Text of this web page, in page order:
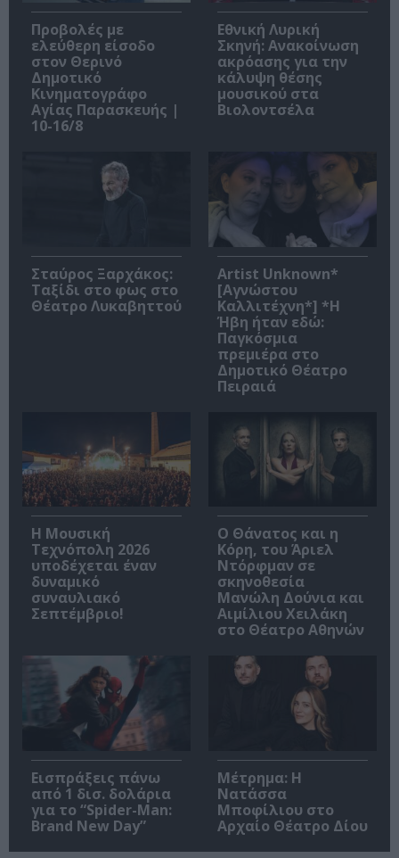
Προβολές με
ελεύθερη είσοδο
στον Θερινό
Δημοτικό
Κινηματογράφο
Αγίας Παρασκευής |
10-16/8
Εθνική Λυρική
Σκηνή: Ανακοίνωση
ακρόασης για την
κάλυψη θέσης
μουσικού στα
Βιολοντσέλα
Σταύρος Ξαρχάκος:
Ταξίδι στο φως στο
Θέατρο Λυκαβηττού
Artist Unknown*
[Αγνώστου
Καλλιτέχνη*] *Η
Ήβη ήταν εδώ:
Παγκόσμια
πρεμιέρα στο
Δημοτικό Θέατρο
Πειραιά
Η Μουσική
Τεχνόπολη 2026
υποδέχεται έναν
δυναμικό
συναυλιακό
Σεπτέμβριο!
Ο Θάνατος και η
Κόρη, του Άριελ
Ντόρφμαν σε
σκηνοθεσία
Μανώλη Δούνια και
Αιμίλιου Χειλάκη
στο Θέατρο Αθηνών
Εισπράξεις πάνω
από 1 δισ. δολάρια
για το “Spider-Man:
Brand New Day”
Μέτρημα: Η
Νατάσσα
Μποφίλιου στο
Αρχαίο Θέατρο Δίου